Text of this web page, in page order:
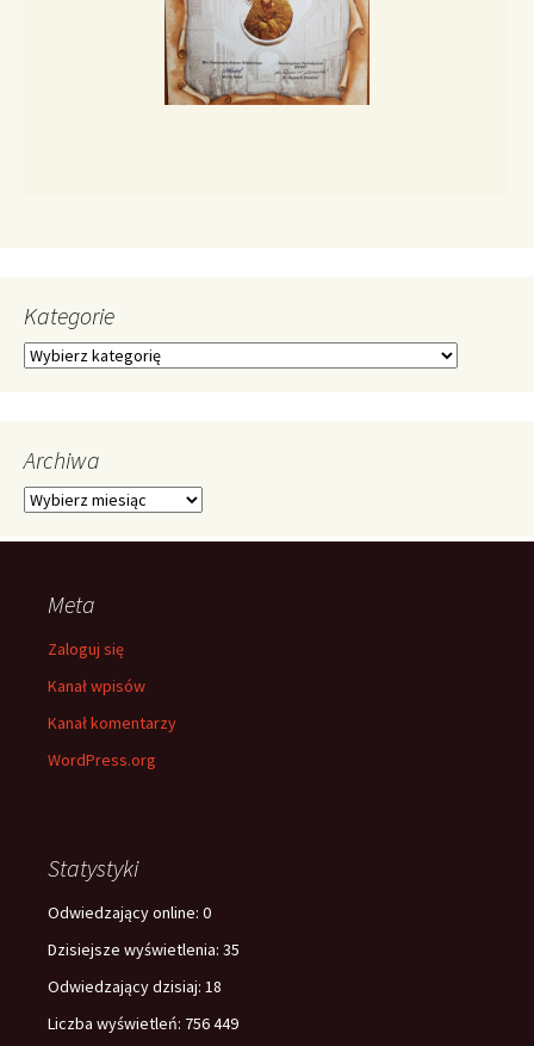
Kategorie
Kategorie
Archiwa
Archiwa
Meta
Zaloguj się
Kanał wpisów
Kanał komentarzy
WordPress.org
Statystyki
Odwiedzający online: 0
Dzisiejsze wyświetlenia: 35
Odwiedzający dzisiaj: 18
Liczba wyświetleń: 756 449